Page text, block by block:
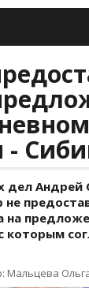
дел Андрей
не
на
которым
Мальцева